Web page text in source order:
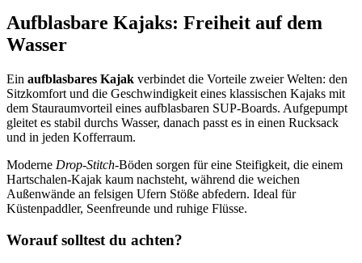
Aufblasbare Kajaks: Freiheit auf dem
Wasser
Ein aufblasbares Kajak verbindet die Vorteile zweier Welten: den
Sitzkomfort und die Geschwindigkeit eines klassischen Kajaks mit
dem Stauraumvorteil eines aufblasbaren SUP-Boards. Aufgepumpt
gleitet es stabil durchs Wasser, danach passt es in einen Rucksack
und in jeden Kofferraum.
Moderne Drop-Stitch-Böden sorgen für eine Steifigkeit, die einem
Hartschalen-Kajak kaum nachsteht, während die weichen
Außenwände an felsigen Ufern Stöße abfedern. Ideal für
Küstenpaddler, Seenfreunde und ruhige Flüsse.
Worauf solltest du achten?